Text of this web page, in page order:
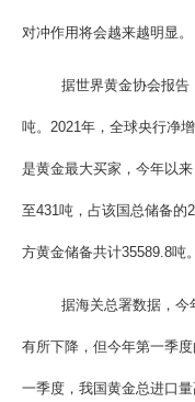
对冲作用将会越来越明显。
据世界黄金协会报告
吨。2021年，全球央行净
是黄金最大买家，今年以
至431吨，占该国总储备的
方黄金储备共计35589.8吨。
据海关总署数据，
有所下降，但今年第一季
一季度，我国黄金总进口